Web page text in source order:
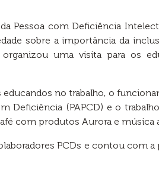
da Pessoa com Deficiência
sobre a importância da
uma visita para os
no trabalho, o
Deficiência (PAPCD) e o
com produtos Aurora e música
PCDs e contou com a